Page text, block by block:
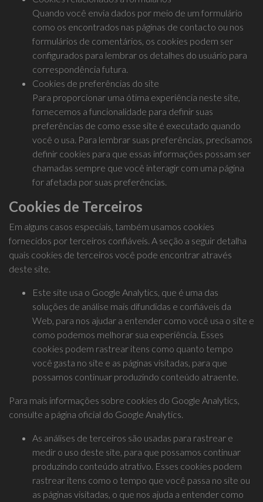
Quando você envia dados por meio de um formulário
como os encontrados nas páginas de contacto ou nos
formulários de comentários, os cookies podem ser
configurados para lembrar os detalhes do usuário para
correspondência futura.
Cookies de preferências do site
Para proporcionar uma ótima experiência neste site,
fornecemos a funcionalidade para definir suas
preferências de como esse site é executado quando
você o usa. Para lembrar suas preferências, precisamos
definir cookies para que essas informações possam ser
chamadas sempre que você interagir com uma página
for afetada por suas preferências.
Cookies de Terceiros
Em alguns casos especiais, também usamos cookies
fornecidos por terceiros confiáveis. A seção a seguir detalha
quais cookies de terceiros você pode encontrar através
deste site.
Este site usa o Google Analytics, que é uma das
soluções de análise mais difundidas e confiáveis ​​da
Web, para nos ajudar a entender como você usa o site e
como podemos melhorar sua experiência. Esses
cookies podem rastrear itens como quanto tempo
você gasta no site e as páginas visitadas, para que
possamos continuar produzindo conteúdo atraente.
Para mais informações sobre cookies do Google Analytics,
consulte a página oficial do Google Analytics.
As análises de terceiros são usadas para rastrear e
medir o uso deste site, para que possamos continuar
produzindo conteúdo atrativo. Esses cookies podem
rastrear itens como o tempo que você passa no site ou
as páginas visitadas, o que nos ajuda a entender como